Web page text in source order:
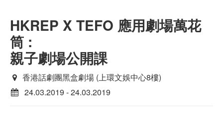
HKREP X TEFO 應用劇場萬花
筒 :
親子劇場公開課
香港話劇團黑盒劇場 (上環文娛中心8樓)
24.03.2019 - 24.03.2019